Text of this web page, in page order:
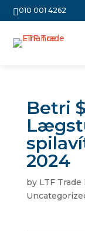
010 001 4262
Betri
2024
by LTF Trade